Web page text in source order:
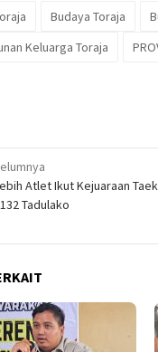
Budaya Toraja
Keluarga Toraja
Atlet Ikut Kejuaraan
Tadulako